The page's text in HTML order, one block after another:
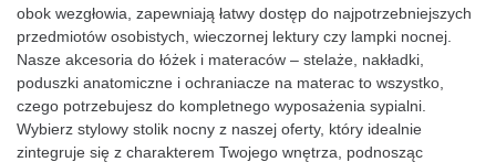
obok wezgłowia, zapewniają łatwy dostęp do najpotrzebniejszych
przedmiotów osobistych, wieczornej lektury czy lampki nocnej.
Nasze akcesoria do łóżek i materaców – stelaże, nakładki,
poduszki anatomiczne i ochraniacze na materac to wszystko,
czego potrzebujesz do kompletnego wyposażenia sypialni.
Wybierz stylowy stolik nocny z naszej oferty, który idealnie
zintegruje się z charakterem Twojego wnętrza, podnosząc